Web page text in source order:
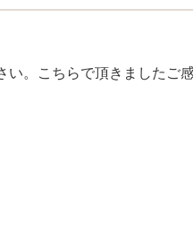
。こちらで頂きましたご